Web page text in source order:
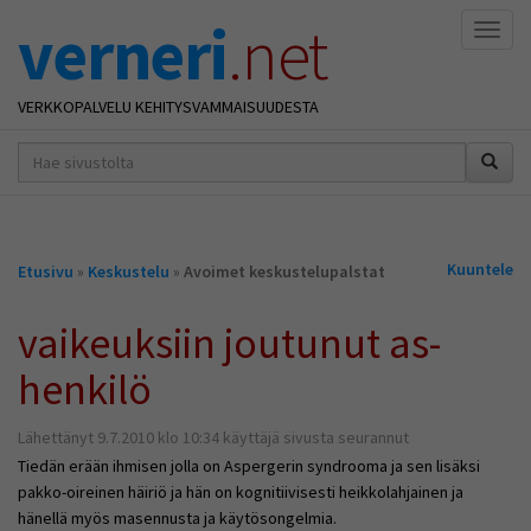
verneri.net
VERKKOPALVELU KEHITYSVAMMAISUUDESTA
hakusana(t)
Olet
Etusivu » Keskustelu » Avoimet keskustelupalstat Kuuntele
vaikeuksiin joutunut as-
henkilö
Lähettänyt 9.7.2010 klo 10:34 käyttäjä sivusta seurannut
Tiedän erään ihmisen jolla on Aspergerin syndrooma ja sen lisäksi
pakko-oireinen häiriö ja hän on kognitiivisesti heikkolahjainen ja
hänellä myös masennusta ja käytösongelmia.